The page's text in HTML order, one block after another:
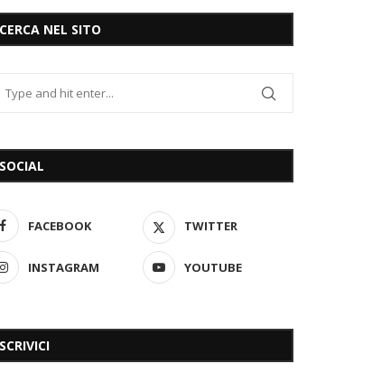
CERCA NEL SITO
SOCIAL
FACEBOOK TWITTER
INSTAGRAM YOUTUBE
SCRIVICI